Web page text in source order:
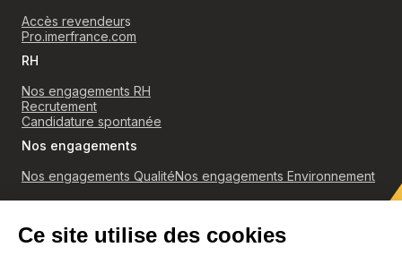
Accès revendeurs
Pro.imerfrance.com
RH
Nos engagements RH
Recrutement
Candidature spontanée
Nos engagements
Nos engagements QualitéNos engagements Environnement
Politique de confidentialité et cookies